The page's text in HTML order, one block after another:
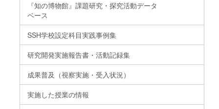
『知の博物館』課題研究・探究活動データ
ベース
SSH学校設定科目実践事例集
研究開発実施報告書・活動記録集
成果普及（視察実施・受入状況）
実施した授業の情報